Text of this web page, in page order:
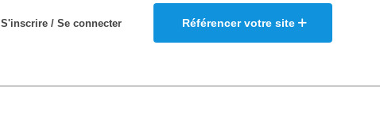
Référencer votre site
S'inscrire / Se connecter